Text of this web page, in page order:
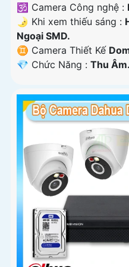
🕉️ Camera Công nghệ :
🌛 Khi xem thiếu sáng :
Ngoại SMD.
♊ Camera Thiết Kế
️💎 Chức Năng : Thu Âm.